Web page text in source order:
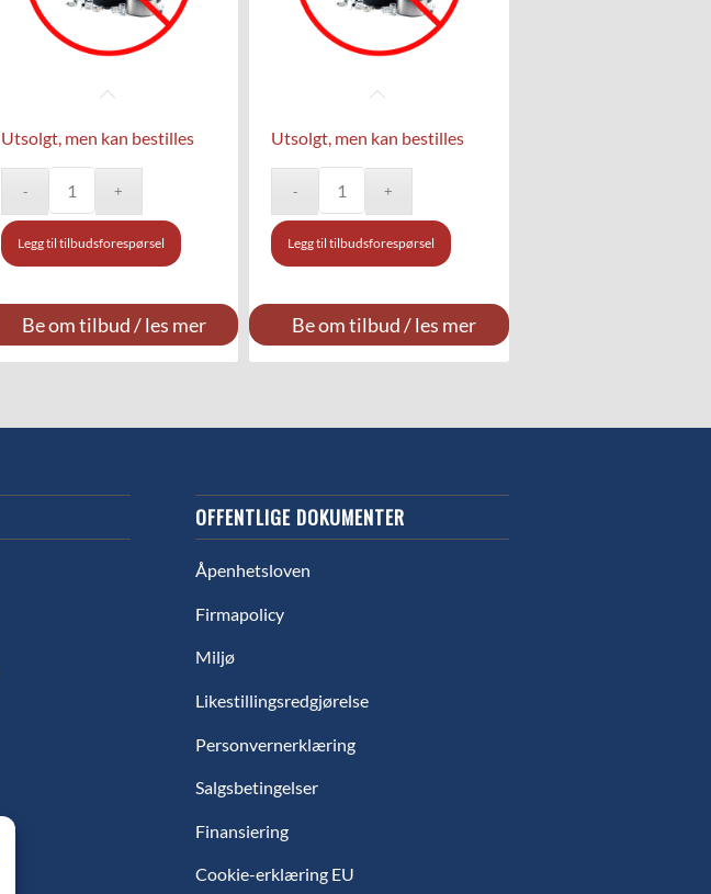
Utsolgt, men kan bestilles
Legg til tilbudsforespørsel
Be om tilbud / les mer
Utsolgt, men kan bestilles
Legg til tilbudsforespørsel
Be om tilbud / les mer
OFFENTLIGE DOKUMENTER
Åpenhetsloven
Firmapolicy
Miljø
Likestillingsredgjørelse
Personvernerklæring
Salgsbetingelser
Finansiering
Cookie-erklæring EU